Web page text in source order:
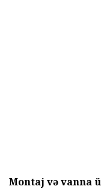
Montaj və vanna